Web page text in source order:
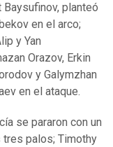
planteó
en el arco;
y Yan
Orazov, Erkin
y Galymzhan
en el ataque.
se pararon con un
palos; Timothy